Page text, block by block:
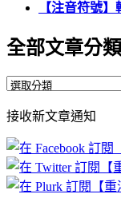
【注音符號
全部文章分類
全
文
章
分
類
接收新文章通知